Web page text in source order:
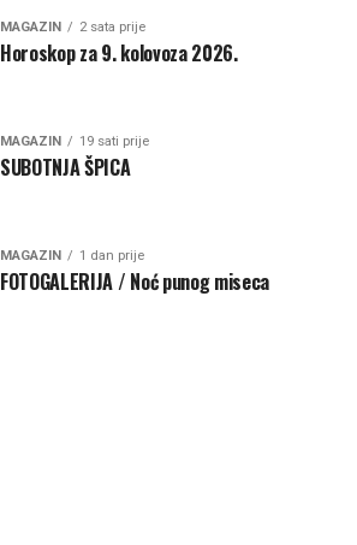
MAGAZIN 2 sata prije
Horoskop za 9. kolovoza 2026.
MAGAZIN 19 sati prije
SUBOTNJA ŠPICA
MAGAZIN 1 dan prije
FOTOGALERIJA / Noć punog miseca